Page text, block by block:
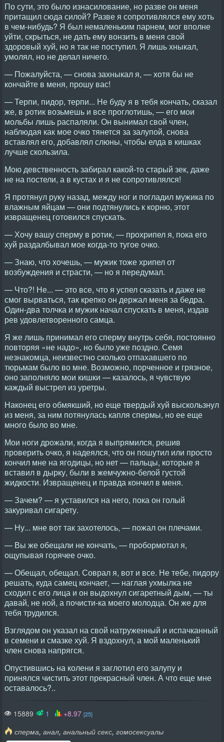
По сути, это было изнасилование, но разве он меня
притащил сюда силой? Разве я сопротивлялся ему хоть
в чем-нибудь? Я был немаленьким парнем, мог вполне
уйти, скрыться, не дать ему вонзить в меня свой
здоровый хуй, но я так не поступил. Я лишь хныкал,
умолял, но не делал ничего.
— Пожалуйста, — снова захныкал я, — хотя бы не
кончайте в меня, прошу вас!
— Терпи, пидор, терпи... Не буду я в тебя кончать, сказал
же, в ротик возьмешь и все проглотишь, — его мои
мольбы лишь распаляли. Он вынимал свой член,
наблюдая как мое очко тянется за залупой, снова
вставлял его, добавлял слюны, чтобы елда в кишках
лучше скользила.
Мою девственность забирал какой-то старый зек, даже
не на постели, а в кустах и я не сопротивлялся!
Я протянул руку назад, между ног и погладил мужика по
влажным яйцам — они подтянулись к корню, этот
извращенец готовился спускать.
— Хочу вашу сперму в ротик, — прохрипел я, пока его
хуй раздалбывал мое когда-то тугое очко.
— Знаю, что хочешь, — мужик тоже хрипел от
возбуждения и страсти, — но я передумал.
— Что?! Не... — это все, что я успел сказать и даже не
смог вырваться, так крепко он держал меня за бедра.
Один-два толчка и мужик начал спускать в меня, издав
рев удовлетворенного самца.
Я же лишь принимал его сперму внутрь себя, постоянно
повторяя «не надо», но было уже поздно. Семя
незнакомца, неизвестно сколько отпахавшего по
тюрьмам было во мне. Возможно, порченное и грязное,
оно заполняло мои кишки — казалось, я чувствую
каждый выстрел из уретры.
Наконец его обмякший, но еще твердый хуй выскользнул
из меня, за ним потянулась капля спермы, но ее еще
много было во мне.
Мои ноги дрожали, когда я выпрямился, решив
проверить очко, я надеялся, что он пошутил или просто
кончил мне на ягодицы, но нет — пальцы, которые я
вставил в дырку, были в жемчужно-белой густой
жидкости. Извращенец и правда кончил в меня.
— Зачем? — я уставился на него, пока он голый
закуривал сигарету.
— Ну... мне вот так захотелось, — пожал он плечами.
— Вы же обещали не кончать, — пробормотал я,
ощупывая горячее очко.
— Обещал, обещал. Соврал я, вот и все. Не тебе, пидору
решать, куда самец кончает, — наглая ухмылка не
сходил с его лица и он выдохнул сигаретный дым, — ты
давай, не ной, а почисти-ка моего молодца. Он же для
тебя трудился.
Взглядом он указал на свой натруженный и испачканный
в семени и смазке хуй. Я вздохнул, а мой маленький
член снова напрягся.
Опустившись на колени я заглотил его залупу и
принялся чистить этот прекрасный член. А что еще мне
оставалось?..
15889 1 +8.97 [25]
сперма, анал, анальный секс, гомосексуалы